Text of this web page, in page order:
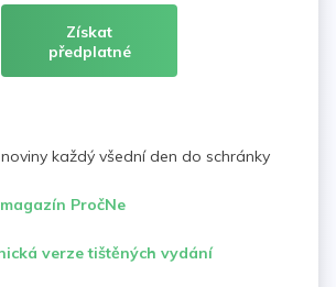
Získat
předplatné
každý všední den do schránky
magazín PročNe
verze tištěných vydání